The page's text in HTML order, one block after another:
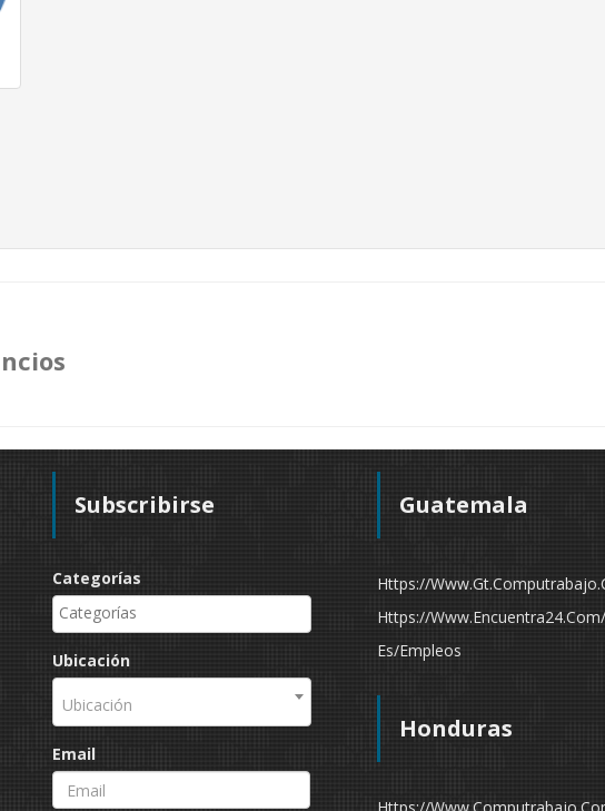
Subscribirse
Categorías
Ubicación
Ubicación
Email
Guatemala
Https://
Https://
Es/empleos
Honduras